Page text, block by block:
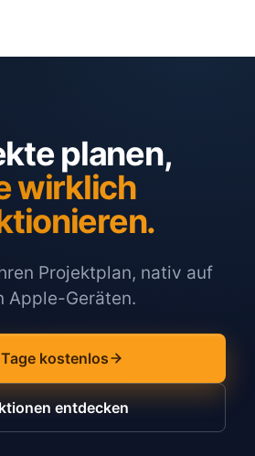
planen,
wirklich
Projektplan, nativ auf
Apple-Geräten.
kostenlos
entdecken